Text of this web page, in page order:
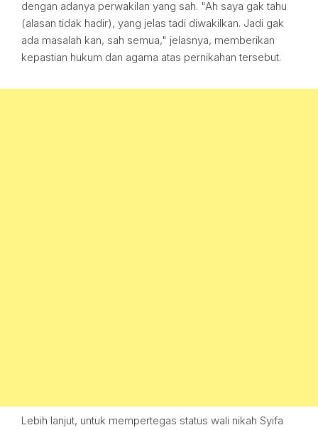
dengan adanya perwakilan yang sah. "Ah saya gak tahu
(alasan tidak hadir), yang jelas tadi diwakilkan. Jadi gak
ada masalah kan, sah semua," jelasnya, memberikan
kepastian hukum dan agama atas pernikahan tersebut.
Lebih lanjut, untuk mempertegas status wali nikah Syifa